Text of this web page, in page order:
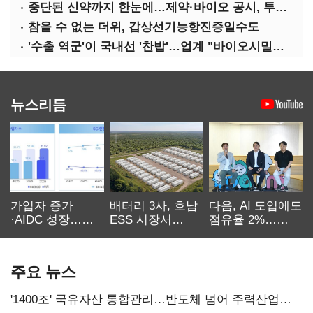
중단된 신약까지 한눈에…제약·바이오 공시, 투명해진다
참을 수 없는 더위, 갑상선기능항진증일수도
'수출 역군'이 국내선 '찬밥'…업계 "바이오시밀러 인센티브 다각화 필요"
뉴스리듬
가입자 증가
·AIDC 성장…
배터리 3사, 호남
ESS 시장서
다음, AI 도입에도
점유율 2%…
주요 뉴스
'1400조' 국유자산 통합관리…반도체 넘어 주력산업